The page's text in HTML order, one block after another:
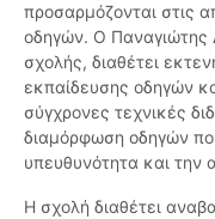
προσαρμόζονται στις
οδηγών. Ο Παναγιώτης
σχολής, διαθέτει
εκπαίδευσης οδηγών
σύγχρονες τεχνικές
διαμόρφωση οδηγών
υπευθυνότητα και την
Η σχολή διαθέτει